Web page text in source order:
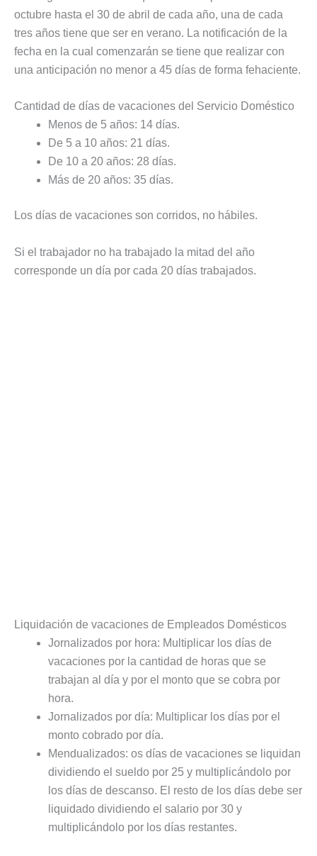
octubre hasta el 30 de abril de cada año, una de cada
tres años tiene que ser en verano. La notificación de la
fecha en la cual comenzarán se tiene que realizar con
una anticipación no menor a 45 días de forma fehaciente.
Cantidad de días de vacaciones del Servicio Doméstico
Menos de 5 años: 14 días.
De 5 a 10 años: 21 días.
De 10 a 20 años: 28 días.
Más de 20 años: 35 días.
Los días de vacaciones son corridos, no hábiles.
Si el trabajador no ha trabajado la mitad del año
corresponde un día por cada 20 días trabajados.
Liquidación de vacaciones de Empleados Domésticos
Jornalizados por hora: Multiplicar los días de
vacaciones por la cantidad de horas que se
trabajan al día y por el monto que se cobra por
hora.
Jornalizados por día: Multiplicar los días por el
monto cobrado por día.
Mendualizados: os días de vacaciones se liquidan
dividiendo el sueldo por 25 y multiplicándolo por
los días de descanso. El resto de los días debe ser
liquidado dividiendo el salario por 30 y
multiplicándolo por los días restantes.